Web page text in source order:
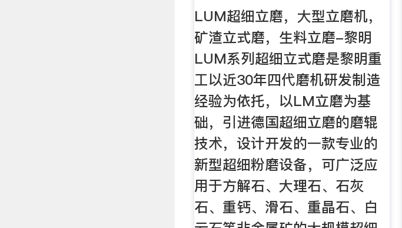
LUM超细立磨，大型立磨机，
矿渣立式磨，生料立磨-黎明
LUM系列超细立式磨是黎明重
工以近30年四代磨机研发制造
经验为依托，以LM立磨为基
础，引进德国超细立磨的磨辊
技术，设计开发的一款专业的
新型超细粉磨设备，可广泛应
用于方解石、大理石、石灰
石、重钙、滑石、重晶石、白